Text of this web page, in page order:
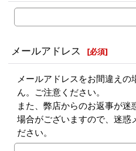
メールアドレス [必須]
メールアドレスをお間違えの
ん。ご注意ください。
また、弊店からのお返事が迷
場合がございますので、迷惑
ださい。